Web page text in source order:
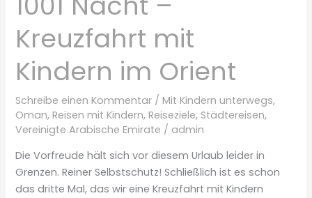
Kreuzfahrt mit
Kindern im Orient
Schreibe einen Kommentar /Mit Kindern unterwegs,
Oman,Reisen mit Kindern,Reiseziele, Städtereisen,
Vereinigte Arabische Emirate / admin
Die Vorfreude hält sich vor diesem Urlaub leider in
Grenzen. Reiner Selbstschutz! Schließlich ist es schon
das dritte Mal, das wir eine Kreuzfahrt mit Kindern